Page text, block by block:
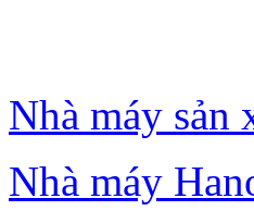
Nhà máy
Nhà máy